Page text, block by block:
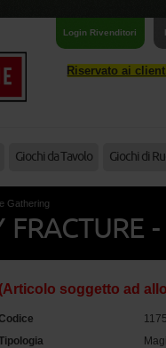
Login Rivenditori
Riservato ai
Giochi da Tavolo Giochi di
Gathering
(Articolo soggetto ad